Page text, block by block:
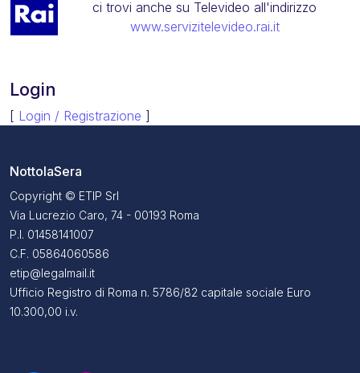
ci trovi anche su Televideo all'indirizzo
www.servizitelevideo.rai.it
Login
[ Login / Registrazione ]
NottolaSera
Copyright © ETIP Srl
Via Lucrezio Caro, 74 - 00193 Roma
P.I. 01458141007
C.F. 05864060586
etip@legalmail.it
Ufficio Registro di Roma n. 5786/82 capitale sociale Euro
10.300,00 i.v.